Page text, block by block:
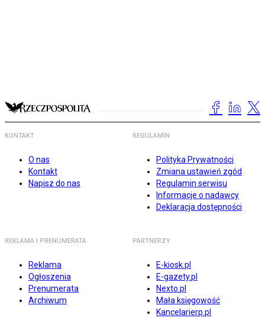
KONTAKT
O nas
Kontakt
Napisz do nas
REGULAMIN
Polityka Prywatności
Zmiana ustawień zgód
Regulamin serwisu
Informacje o nadawcy
Deklaracja dostępności
REKLAMA I PRENUMERATA
Reklama
Ogłoszenia
Prenumerata
Archiwum
PARTNERZY
E-kiosk.pl
E-gazety.pl
Nexto.pl
Mała księgowość
Kancelarierp.pl